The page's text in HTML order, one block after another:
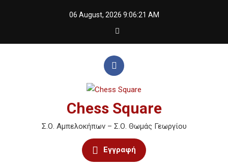
06 August, 2026 9:06:21 AM
Chess Square
Σ.Ο. Αμπελοκήπων – Σ.Ο. Θωμάς Γεωργίου
Εγγραφή